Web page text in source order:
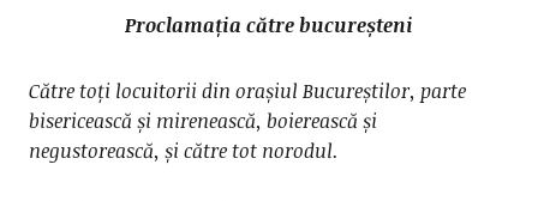
Proclamația către bucureșteni
Către toți locuitorii din orașiul Bucureștilor, parte
bisericească și mirenească, boierească și
negustorească, și către tot norodul.